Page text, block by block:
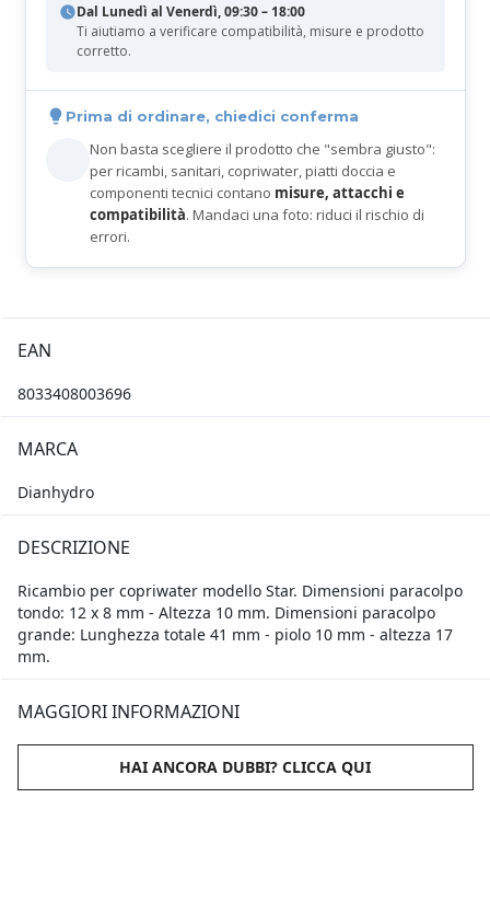
Dal Lunedì al Venerdì, 09:30 – 18:00
Ti aiutiamo a verificare compatibilità, misure e prodotto
corretto.
Prima di ordinare, chiedici conferma
Non basta scegliere il prodotto che "sembra giusto":
per ricambi, sanitari, copriwater, piatti doccia e
componenti tecnici contano misure, attacchi e
compatibilità. Mandaci una foto: riduci il rischio di
errori.
EAN
8033408003696
MARCA
Dianhydro
DESCRIZIONE
Ricambio per copriwater modello Star. Dimensioni paracolpo
tondo: 12 x 8 mm - Altezza 10 mm. Dimensioni paracolpo
grande: Lunghezza totale 41 mm - piolo 10 mm - altezza 17
mm.
MAGGIORI INFORMAZIONI
HAI ANCORA DUBBI? CLICCA QUI